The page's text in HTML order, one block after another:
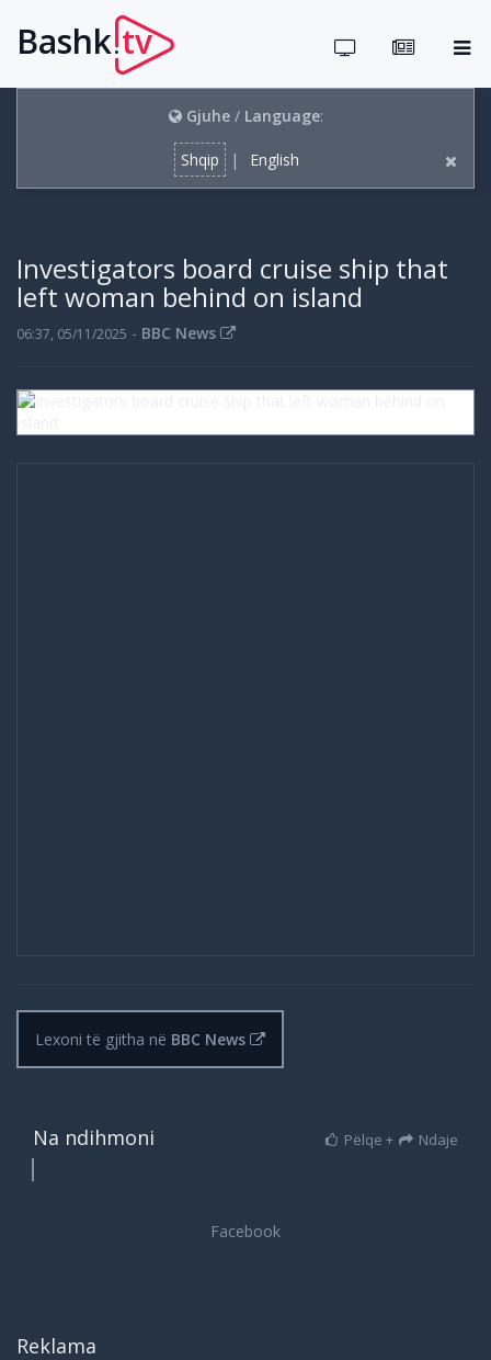
Bashk.tv
Gjuhe/ Language:
Shqip | English
Investigators board cruise ship that
left woman behind on island
06:37, 05/11/2025 - BBC News
Lexoni të gjitha në BBC News
Na ndihmoni Pëlqe + Ndaje
Reklama